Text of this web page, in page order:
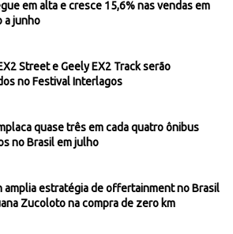
em alta e cresce 15,6% nas vendas em
a junho
Street e Geely EX2 Track serão
no Festival Interlagos
quase três em cada quatro ônibus
no Brasil em julho
amplia estratégia de offertainment no Brasil
Zucoloto na compra de zero km